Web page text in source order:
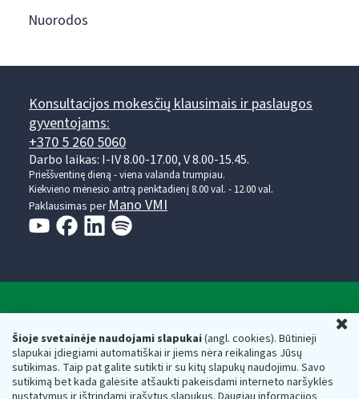
Šioje svetainėje naudojami slapukai(angl. cookies). Būtinieji
slapukai įdiegiami automatiškai ir jiems nėra reikalingas Jūsų
sutikimas. Taip pat galite sutikti ir su kitų slapukų naudojimu. Savo
sutikimą bet kada galėsite atšaukti pakeisdami interneto naršyklės
Nuorodos
Konsultacijos mokesčių klausimais ir paslaugos
gyventojams:
+370 5 260 5060
Darbo laikas: I-IV 8.00-17.00, V 8.00-15.45.
Prieššventinę dieną - viena valanda trumpiau.
Kiekvieno mėnesio antrą penktadienį 8.00 val. - 12.00 val.
Paklausimas per Mano VMI
Respublikos finansų ministerijos
Biudžetinė įstaiga. Juridinio asmens kodas — 188659752,
adresas: Vasario 16-osios g. 14, 01107 Vilnius, Lietuva, el.paštas:
vmi@vmi.lt, E. pristatymo dėžutės adresas 188659752